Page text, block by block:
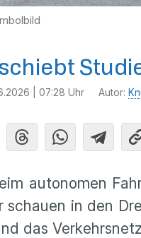
| 07:28 Uhr Autor:
autonomen
schauen in den
das